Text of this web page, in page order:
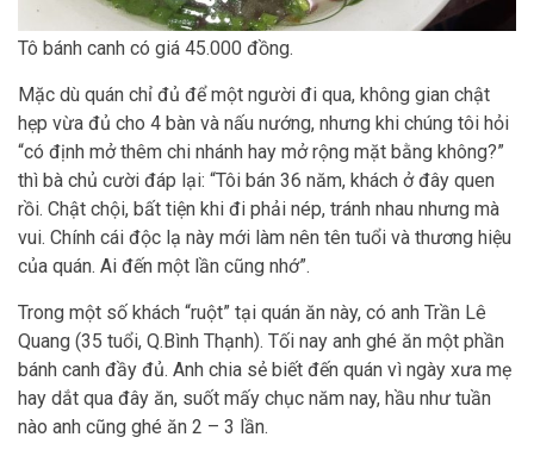
Tô bánh canh có giá 45.000 đồng.
Mặc dù quán chỉ đủ để một người đi qua, không gian chật
hẹp vừa đủ cho 4 bàn và nấu nướng, nhưng khi chúng tôi hỏi
“có định mở thêm chi nhánh hay mở rộng mặt bằng không?”
thì bà chủ cười đáp lại: “Tôi bán 36 năm, khách ở đây quen
rồi. Chật chội, bất tiện khi đi phải nép, tránh nhau nhưng mà
vui. Chính cái độc lạ này mới làm nên tên tuổi và thương hiệu
của quán. Ai đến một lần cũng nhớ”.
Trong một số khách “ruột” tại quán ăn này, có anh Trần Lê
Quang (35 tuổi, Q.Bình Thạnh). Tối nay anh ghé ăn một phần
bánh canh đầy đủ. Anh chia sẻ biết đến quán vì ngày xưa mẹ
hay dắt qua đây ăn, suốt mấy chục năm nay, hầu như tuần
nào anh cũng ghé ăn 2 – 3 lần.